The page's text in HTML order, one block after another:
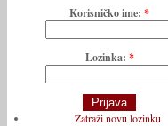
Korisničko ime: *
Lozinka: *
Zatraži novu lozinku